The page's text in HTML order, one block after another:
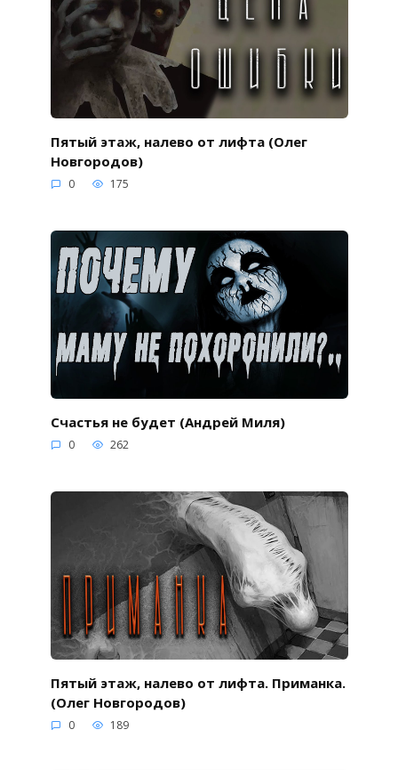
Пятый этаж, налево от лифта (Олег
Новгородов)
0 175
Счастья не будет (Андрей Миля)
0 262
Пятый этаж, налево от лифта. Приманка.
(Олег Новгородов)
0 189